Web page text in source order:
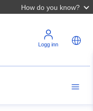
How do you know?
Logg inn